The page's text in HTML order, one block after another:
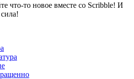
что-то новое вместе со Scribble! И